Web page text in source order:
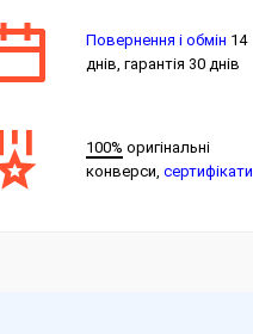
Повернення і обмін 14
днів, гарантія 30 днів
100% оригінальні
конверси, сертифікати